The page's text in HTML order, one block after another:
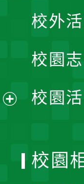
單
校外
校園
校園
校園